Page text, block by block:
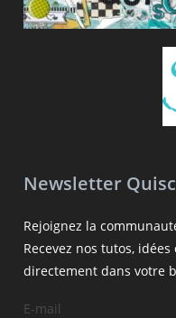
Newsletter
Rejoignez la
Recevez nos tutos,
directement dans votre
E-mail